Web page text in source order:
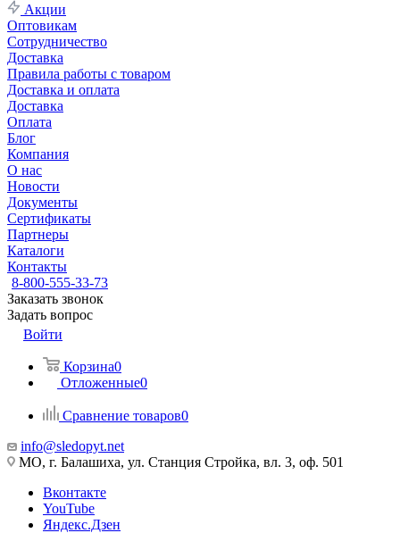
Акции
Оптовикам
Сотрудничество
Доставка
Правила работы с товаром
Доставка и оплата
Доставка
Оплата
Блог
Компания
О нас
Новости
Документы
Сертификаты
Партнеры
Каталоги
Контакты
8-800-555-33-73
Заказать звонок
Задать вопрос
Войти
Корзина0
Отложенные0
Сравнение товаров0
info@sledopyt.net
МО, г. Балашиха, ул. Станция Стройка, вл. 3, оф. 501
Вконтакте
YouTube
Яндекс.Дзен